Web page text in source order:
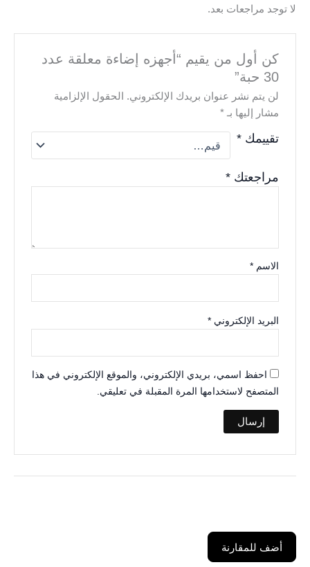
لا توجد مراجعات بعد.
كن أول من يقيم “أجهزه إضاءة معلقة عدد
30 حبة”
لن يتم نشر عنوان بريدك الإلكتروني.
الحقول الإلزامية
مشار إليها بـ*
تقييمك*
مراجعتك*
الاسم*
البريد الإلكتروني*
احفظ اسمي، بريدي الإلكتروني، والموقع الإلكتروني في هذا
المتصفح لاستخدامها المرة المقبلة في تعليقي.
أضف للمقارنة